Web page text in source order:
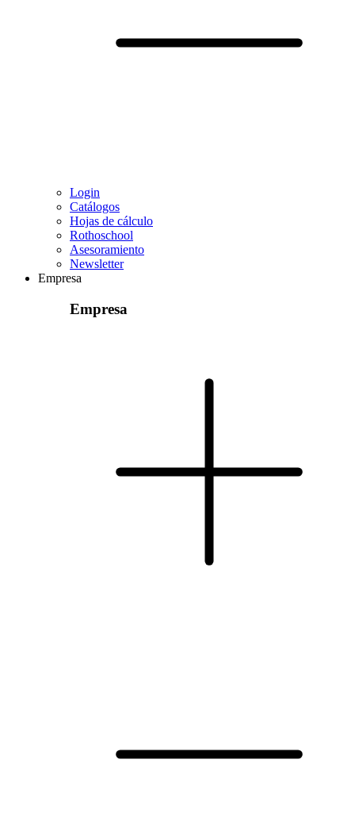
Login
Catálogos
Hojas de cálculo
Rothoschool
Asesoramiento
Newsletter
Empresa
Empresa